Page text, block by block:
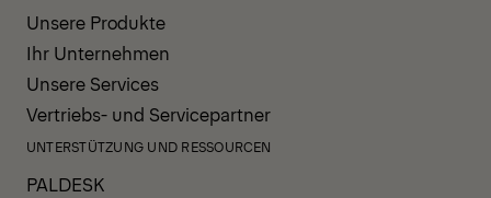
Unsere Produkte
Ihr Unternehmen
Unsere Services
Vertriebs- und Servicepartner
UNTERSTÜTZUNG UND RESSOURCEN
PALDESK